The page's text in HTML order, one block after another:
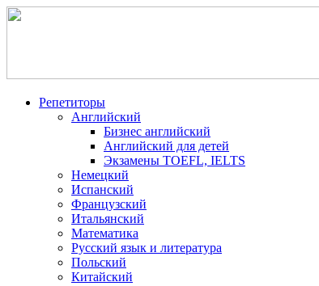
Репетиторы
Английский
Бизнес английский
Английский для детей
Экзамены TOEFL, IELTS
Немецкий
Испанский
Французский
Итальянский
Математика
Русский язык и литература
Польский
Китайский